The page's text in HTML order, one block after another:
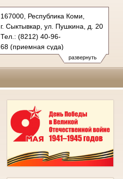
развернуть
167000, Республика Коми,
г. Сыктывкар, ул. Пушкина, д. 20
Тел.: (8212) 40-96-
68 (приемная суда)
(8212) 40-96-26 (ф.)
syktsud.komi@sudrf.ru